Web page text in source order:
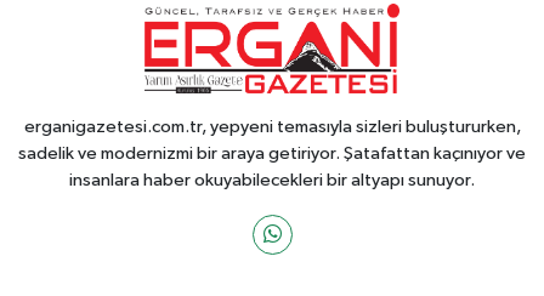
erganigazetesi.com.tr, yepyeni temasıyla sizleri buluştururken,
sadelik ve modernizmi bir araya getiriyor. Şatafattan kaçınıyor ve
insanlara haber okuyabilecekleri bir altyapı sunuyor.